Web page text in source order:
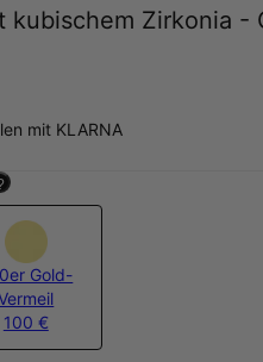
kubischem Zirkonia -
mit KLARNA
Gold-
100 €